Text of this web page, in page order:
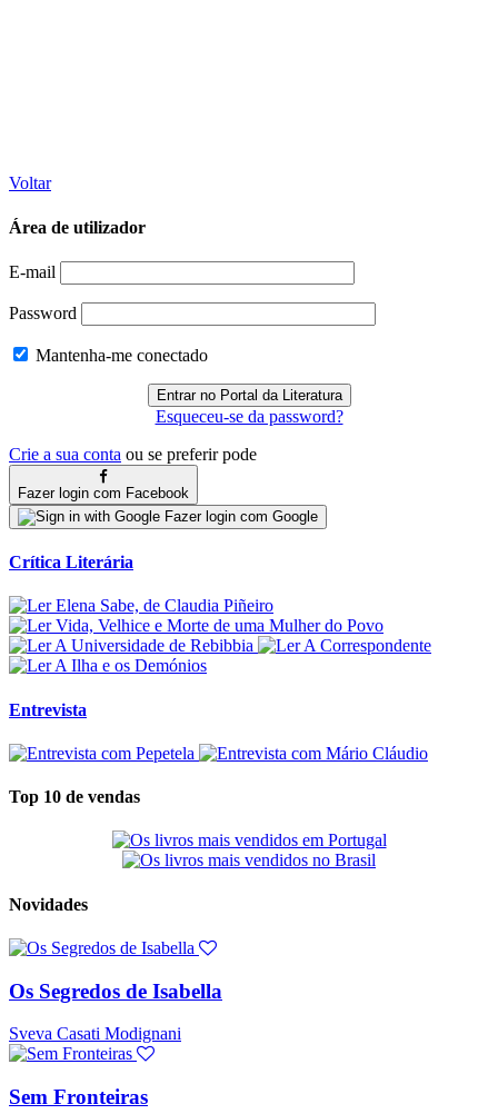
Voltar
Área de utilizador
E-mail
Password
Mantenha-me conectado
Esqueceu-se da password?
Crie a sua conta ou se preferir pode
Fazer login com Facebook
Fazer login com Google
Crítica Literária
Entrevista
Top 10 de vendas
Novidades
Os Segredos de Isabella
Sveva Casati Modignani
Sem Fronteiras